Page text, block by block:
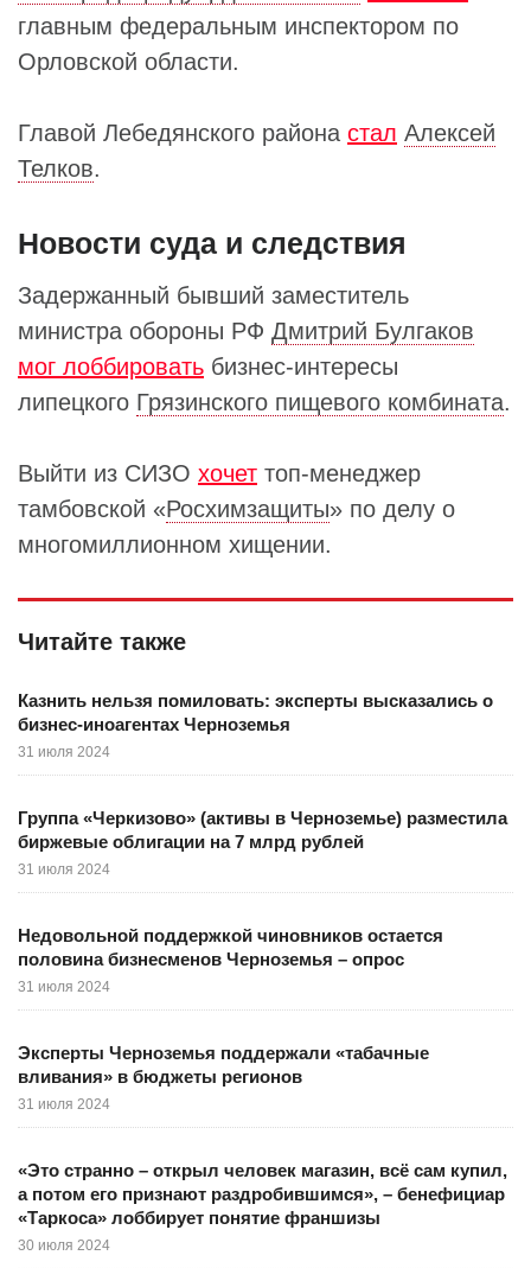
главным федеральным инспектором по
Орловской области.
Главой Лебедянского района стал Алексей
Телков.
Новости суда и следствия
Задержанный бывший заместитель
министра обороны РФ Дмитрий Булгаков
мог лоббировать бизнес-интересы
липецкого Грязинского пищевого комбината.
Выйти из СИЗО хочет топ-менеджер
тамбовской «Росхимзащиты» по делу о
многомиллионном хищении.
Читайте также
Казнить нельзя помиловать: эксперты высказались о
бизнес-иноагентах Черноземья
31 июля 2024
Группа «Черкизово» (активы в Черноземье) разместила
биржевые облигации на 7 млрд рублей
31 июля 2024
Недовольной поддержкой чиновников остается
половина бизнесменов Черноземья – опрос
31 июля 2024
Эксперты Черноземья поддержали «табачные
вливания» в бюджеты регионов
31 июля 2024
«Это странно – открыл человек магазин, всё сам купил,
а потом его признают раздробившимся», – бенефициар
«Таркоса» лоббирует понятие франшизы
30 июля 2024